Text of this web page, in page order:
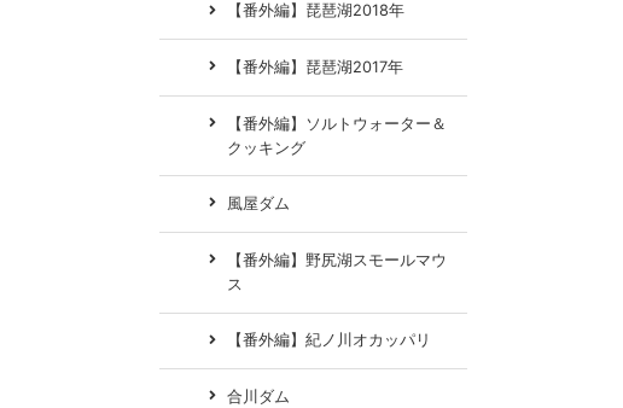
【番外編】琵琶湖2018年
【番外編】琵琶湖2017年
【番外編】ソルトウォーター＆
クッキング
風屋ダム
【番外編】野尻湖スモールマウ
ス
【番外編】紀ノ川オカッパリ
合川ダム